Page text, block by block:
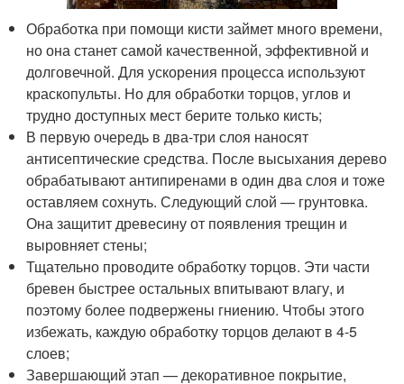
Обработка при помощи кисти займет много времени,
но она станет самой качественной, эффективной и
долговечной. Для ускорения процесса используют
краскопульты. Но для обработки торцов, углов и
трудно доступных мест берите только кисть;
В первую очередь в два-три слоя наносят
антисептические средства. После высыхания дерево
обрабатывают антипиренами в один два слоя и тоже
оставляем сохнуть. Следующий слой — грунтовка.
Она защитит древесину от появления трещин и
выровняет стены;
Тщательно проводите обработку торцов. Эти части
бревен быстрее остальных впитывают влагу, и
поэтому более подвержены гниению. Чтобы этого
избежать, каждую обработку торцов делают в 4-5
слоев;
Завершающий этап — декоративное покрытие,